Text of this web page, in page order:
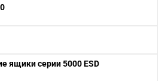
ящики серии 5000 ESD